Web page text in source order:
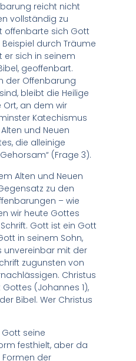
reicht nicht
vollständig zu
offenbarte sich Gott
durch Träume
er sich in seinem
geoffenbart.
der Offenbarung
bleibt die Heilige
Ort, an dem wir
Katechismus
und Neuen
die alleinige
(Frage 3).
Alten und Neuen
zu den
– wie
wir heute Gottes
Gott ist ein Gott
in seinem Sohn,
unvereinbar mit der
zugunsten von
Christus
(Johannes 1),
Bibel. Wer Christus
seine
festhielt, aber da
der